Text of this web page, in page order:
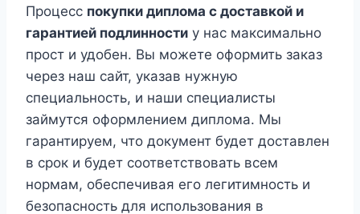
Процесс покупки диплома с доставкой и
гарантией подлинности у нас максимально
прост и удобен. Вы можете оформить заказ
через наш сайт, указав нужную
специальность, и наши специалисты
займутся оформлением диплома. Мы
гарантируем, что документ будет доставлен
в срок и будет соответствовать всем
нормам, обеспечивая его легитимность и
безопасность для использования в